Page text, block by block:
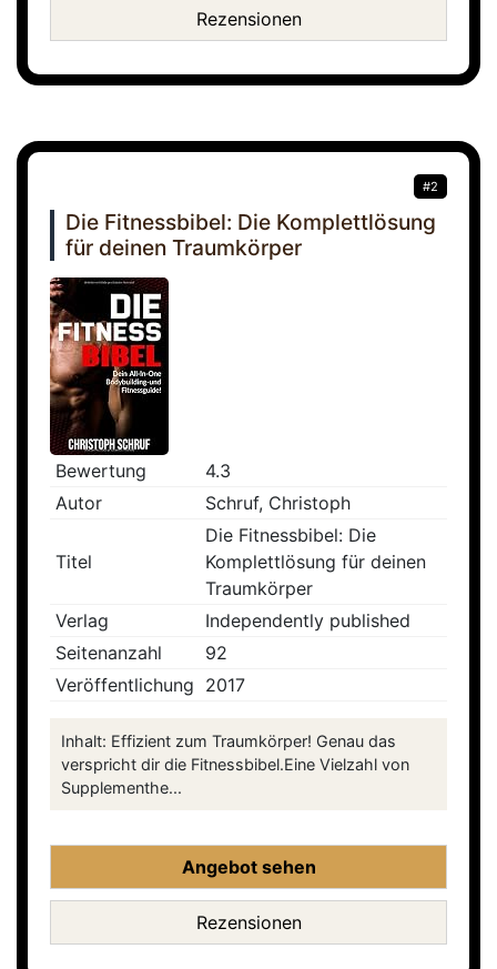
Rezensionen
#2
Die Fitnessbibel: Die Komplettlösung
für deinen Traumkörper
Bewertung
4.3
Autor
Schruf, Christoph
Titel
Die Fitnessbibel: Die
Komplettlösung für deinen
Traumkörper
Verlag
Independently published
Seitenanzahl
92
Veröffentlichung 2017
Inhalt: Effizient zum Traumkörper! Genau das
verspricht dir die Fitnessbibel.Eine Vielzahl von
Supplementhe...
Angebot sehen
Rezensionen